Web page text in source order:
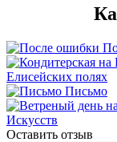
Елисейских полях
Письмо
Искусств
Оставить отзыв